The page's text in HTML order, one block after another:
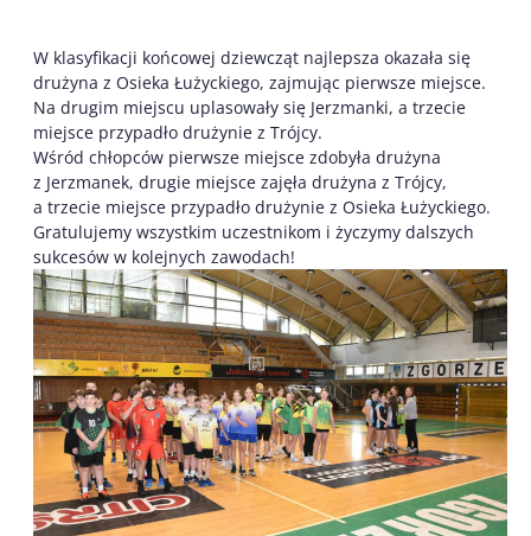
W klasyfikacji końcowej dziewcząt najlepsza okazała się
drużyna z Osieka Łużyckiego, zajmując pierwsze miejsce.
Na drugim miejscu uplasowały się Jerzmanki, a trzecie
miejsce przypadło drużynie z Trójcy.
Wśród chłopców pierwsze miejsce zdobyła drużyna
z Jerzmanek, drugie miejsce zajęła drużyna z Trójcy,
a trzecie miejsce przypadło drużynie z Osieka Łużyckiego.
Gratulujemy wszystkim uczestnikom i życzymy dalszych
sukcesów w kolejnych zawodach!